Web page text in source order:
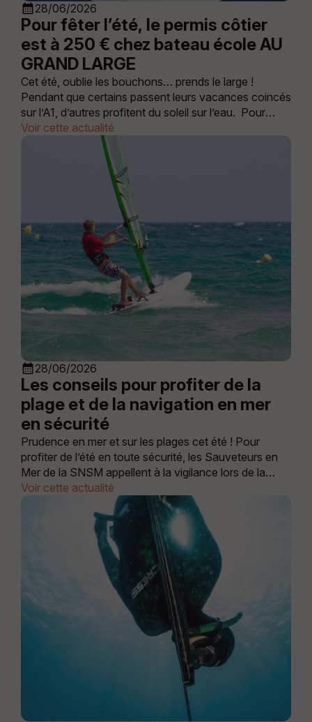
calendar_month28/06/2026
Pour fêter l’été, le permis côtier
est à 250 € chez bateau école AU
GRAND LARGE
Cet été, oublie les bouchons… prends le large !
Pendant que certains passent leurs vacances coincés
sur l’A1, d’autres profitent du soleil sur l’eau. Pour
fêter l’été, le permis côtier est à 250 € C’est le
moment ou jamais de décrocher ton perm
Voir cette actualité
calendar_month28/06/2026
Les conseils pour profiter de la
plage et de la navigation en mer
en sécurité
Prudence en mer et sur les plages cet été ! Pour
profiter de l’été en toute sécurité, les Sauveteurs en
Mer de la SNSM appellent à la vigilance lors de la
pratique de loisirs nautiques, de la baignade et lors des
sorties en bord de mer
Voir cette actualité